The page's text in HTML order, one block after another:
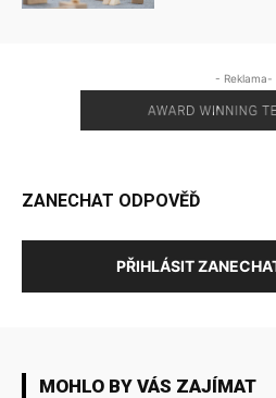
- Reklama-
ZANECHAT ODPOVĚĎ
PŘIHLÁSIT
MOHLO BY VÁS ZAJÍMAT